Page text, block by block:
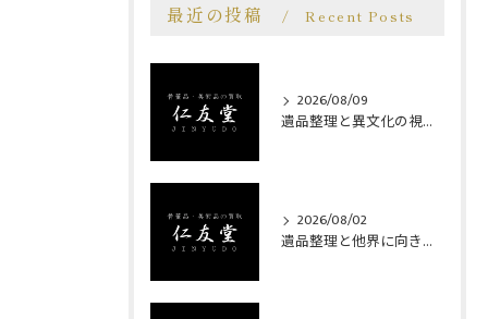
最近の投稿 Recent Posts
2026/08/09
遺品整理と異文化の視点で考える大切な品の扱い方と配慮
2026/08/02
遺品整理と他界に向き合う埼玉県狭山市南埼玉郡宮代町での安心サポート事例